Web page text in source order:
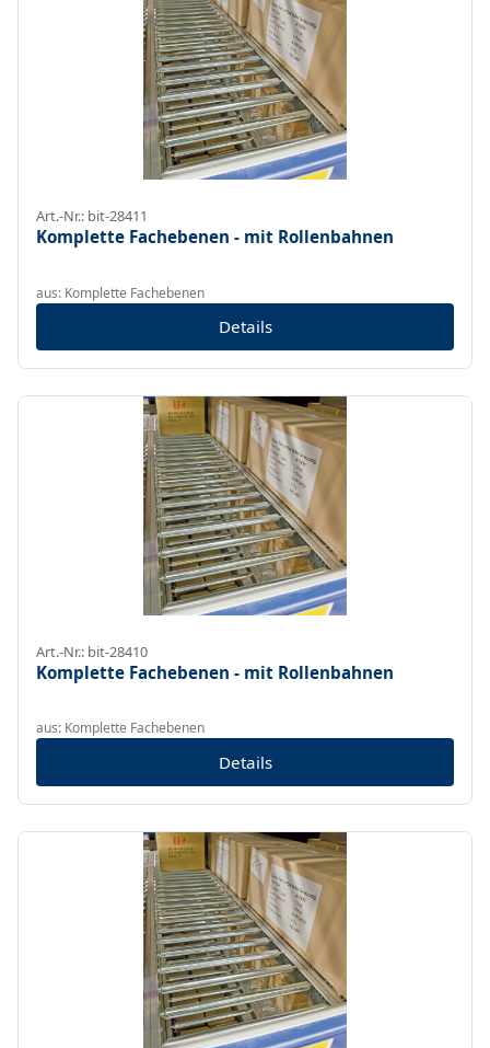
Art.-Nr.: bit-28411
Komplette Fachebenen - mit Rollenbahnen
aus: Komplette Fachebenen
Details
Art.-Nr.: bit-28410
Komplette Fachebenen - mit Rollenbahnen
aus: Komplette Fachebenen
Details